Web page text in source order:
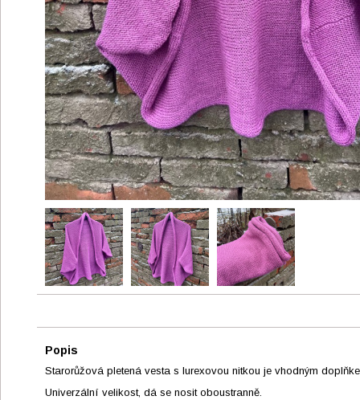
Popis
Starorůžová pletená vesta s lurexovou nitkou je vhodným
Univerzální velikost, dá se nosit oboustranně.